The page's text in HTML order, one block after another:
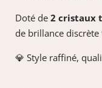
Doté de 2 cristaux
de brillance
💎 Style raffiné,